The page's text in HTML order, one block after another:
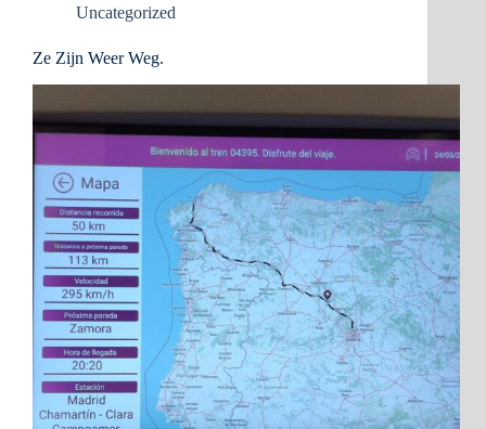
Uncategorized
Ze Zijn Weer Weg.